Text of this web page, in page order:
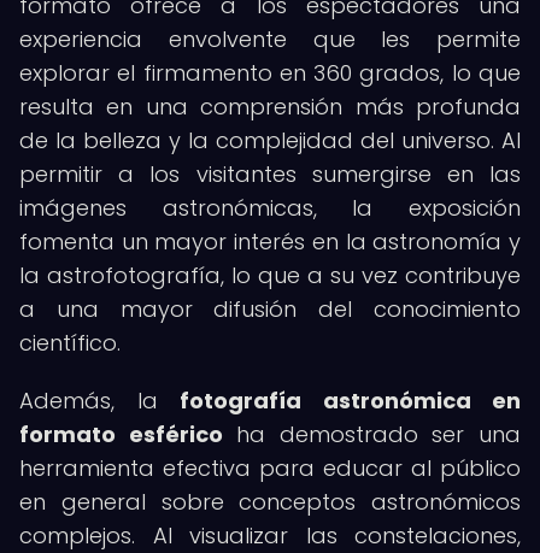
experiencia envolvente que les permite
explorar el firmamento en 360 grados, lo que
resulta en una comprensión más profunda
de la belleza y la complejidad del universo. Al
permitir a los visitantes sumergirse en las
imágenes astronómicas, la exposición
fomenta un mayor interés en la astronomía y
la astrofotografía, lo que a su vez contribuye
a una mayor difusión del conocimiento
científico.
Además, la fotografía astronómica en
formato esférico ha demostrado ser una
herramienta efectiva para educar al público
en general sobre conceptos astronómicos
complejos. Al visualizar las constelaciones,